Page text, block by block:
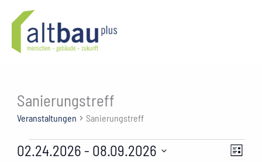
Inhalt
springen
Sanierungstreff
Veranstaltungen Sanierungstreff
Veranstaltungen
Liste
02.24.2026 - 08.09.2026